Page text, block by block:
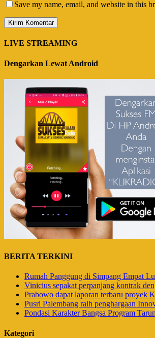
Save my name, email, and website in this
LIVE STREAMING
Dengarkan Lewat Android
BERITA TERKINI
Rumah Panggung di Simpang Empat
Vinicius sepakat perpanjang kontrak
Prabowo dapat laporan terbaru proyek
Pusri Palembang raih penghargaan
Pondasi Karakter Bangsa Program
Kategori